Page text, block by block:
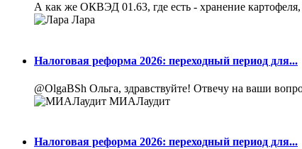
А как же ОКВЭД 01.63, где есть - хранение
Лара
Налоговая реформа 2026: переходный период для...
@OlgaBSh Ольга, здравствуйте! Отвечу на ваши
МИАЛаудит
Налоговая реформа 2026: переходный период для...